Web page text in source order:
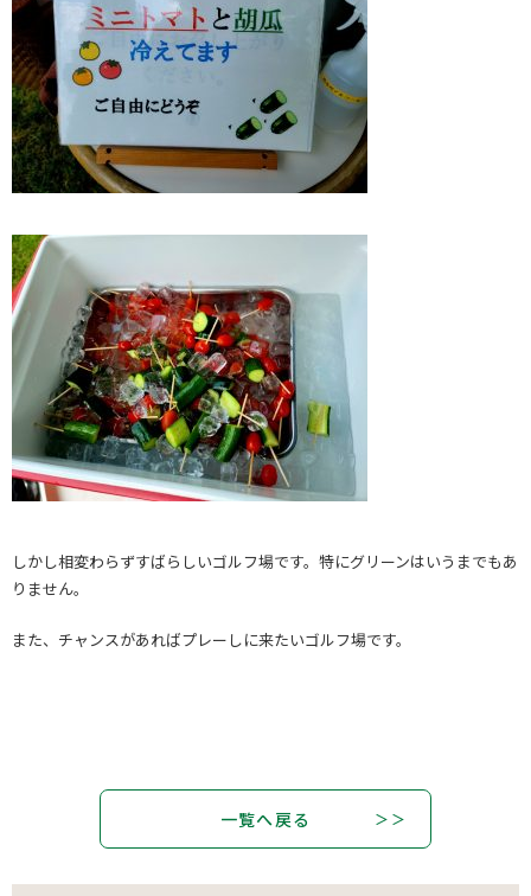
しかし相変わらずすばらしいゴルフ場です。特にグリーンはいうまでもあ
りません。
また、チャンスがあればプレーしに来たいゴルフ場です。
一覧へ戻る